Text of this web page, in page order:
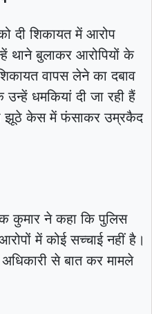
दी शिकायत में आरोप
थाने बुलाकर आरोपियों के
वापस लेने का दबाव
उन्हें धमकियां दी जा रही हैं
झूठे केस में फंसाकर उम्रकैद
कुमार ने कहा कि पुलिस
में कोई सच्चाई नहीं है।
से बात कर मामले